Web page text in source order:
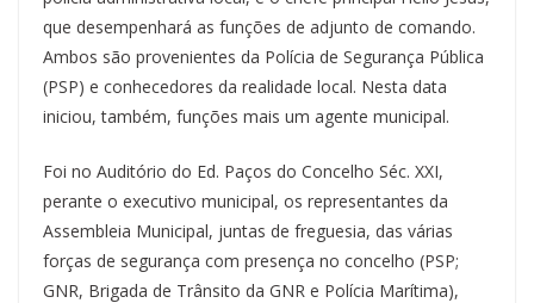
k s
t
n p m k
que desempenhará as funções de adjunto de comando.
Ambos são provenientes da Polícia de Segurança Pública
(PSP) e conhecedores da realidade local. Nesta data
iniciou, também, funções mais um agente municipal.
Foi no Auditório do Ed. Paços do Concelho Séc. XXI,
perante o executivo municipal, os representantes da
Assembleia Municipal, juntas de freguesia, das várias
forças de segurança com presença no concelho (PSP;
GNR, Brigada de Trânsito da GNR e Polícia Marítima),